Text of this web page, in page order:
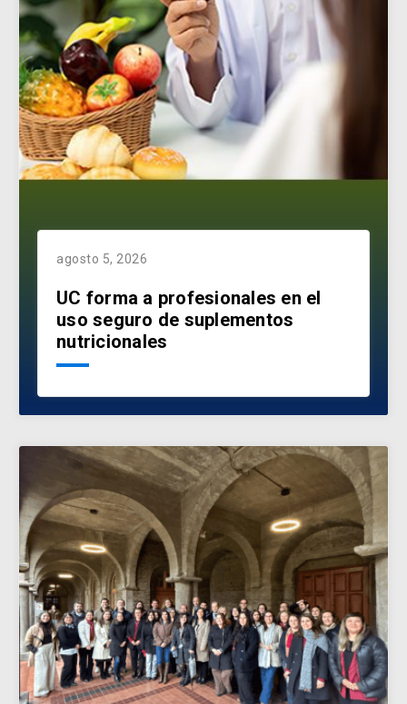
agosto 5, 2026
UC forma a profesionales en el
uso seguro de suplementos
nutricionales